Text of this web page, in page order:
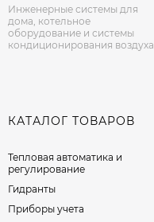
Инженерные системы для
дома, котельное
оборудование и системы
кондиционирования воздуха
КАТАЛОГ ТОВАРОВ
Тепловая автоматика и
регулирование
Гидранты
Приборы учета